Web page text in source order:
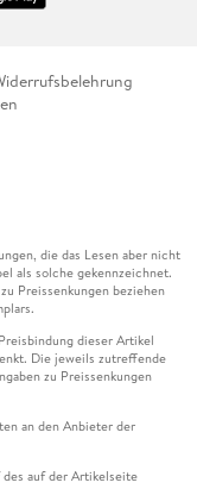
die das Lesen aber nicht
als solche gekennzeichnet.
Preissenkungen beziehen
dieser Artikel
Die jeweils zutreffende
zu Preissenkungen
an den Anbieter der
auf der Artikelseite